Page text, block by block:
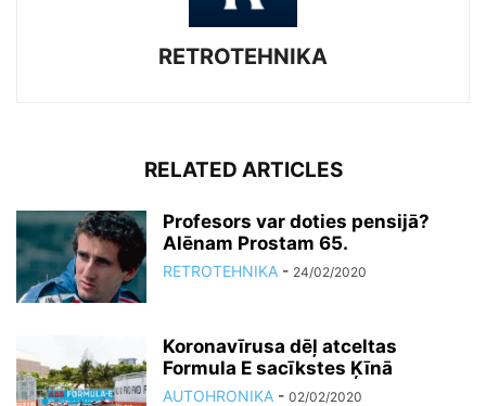
RETROTEHNIKA
RELATED ARTICLES
Profesors var doties pensijā?
Alēnam Prostam 65.
RETROTEHNIKA - 24/02/2020
Koronavīrusa dēļ atceltas
Formula E sacīkstes Ķīnā
AUTOHRONIKA - 02/02/2020